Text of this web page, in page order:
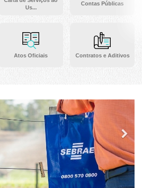
Us...
Atos Oficiais
Contas Públicas
Contratos e Aditivos